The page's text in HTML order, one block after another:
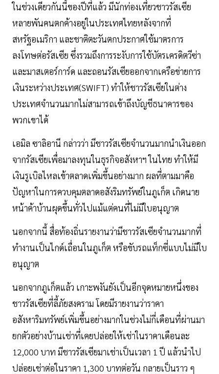
ในช่วงเดียวกันนี้ของปีที่แล้ว มีนักท่องเที่ยวชาวรัสเซีย
หลายพันคนตกค้างอยู่ในประเทศไทยหลังจากที่
สหรัฐอเมริกา และชาติตะวันตกประกาศใช้มาตรการ
ลงโทษต่อรัสเซีย ซึ่งรวมถึงการระงับการใช้บัตรเครดิตวีซ่า
และมาสเตอร์การ์ด และถอนรัสเซียออกจากเครือข่ายการ
เงินระหว่างประเทศ(SWIFT) ทำให้ชาวรัสเซียในต่าง
ประเทศจำนวนมากไม่สามารถเข้าถึงบัญชีธนาคารของ
พวกเขาได้
เอมิล ซาลิอานี กล่าวว่า มีชาวรัสเซียจำนวนมากนำเงินออก
จากรัสเซียเพื่อมาลงทุนในธุรกิจอสังหาฯ ในไทย ทำให้มี
เงินรูเบิลไหลเข้าตลาดเพิ่มขึ้นอย่างมาก ผลที่ตามมาคือ
ปัญหาในการควบคุมตลาดอสังริมทรัพย์ในภูเก็ต เกิดนาย
หน้าค้าบ้านผุดขึ้นทั่วไปแม้แต่คนที่ไม่มีใบอนุญาต
นอกจากนี้ สื่อท้องถิ่นรายงานว่ามีชาวรัสเซียจำนวนมากที่
ทำงานเป็นไกด์เถื่อนในภูเก็ต หรือขับรถแท็กซี่แบบไม่มีใบ
อนุญาต
นอกจากภูเก็ตแล้ว เกาะพงันยังเป็นอีกจุดหมายหนึ่งของ
ชาวรัสเซียที่ลี้ภัยสงคราม โดยมีรายงานว่าราคา
อสังหาริมทรัพย์เพิ่มขึ้นอย่างมากในช่วงไม่กี่เดือนที่ผ่านมา
ยกตัวอย่างบ้านเช่าที่เคยปล่อยให้เช่าในราคาเดือนละ
12,000 บาท มีชาวรัสเซียมาเช่าเป็นเวลา 1 ปี แล้วนำไป
ปล่อยเช่าต่อในราคา 1,300 บาทต่อวัน กลายเป็นราว ๆ